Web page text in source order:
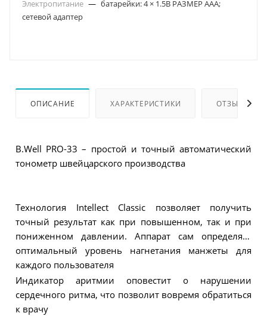
Электропитание — батарейки: 4 × 1.5В РАЗМЕР AAA;
сетевой адаптер
ОПИСАНИЕ ХАРАКТЕРИСТИКИ ОТЗЫВЫ
B.Well PRO-33 – простой и точный автоматический
тонометр швейцарского производства
Технология Intellect Classic позволяет получить
точный результат как при повышенном, так и при
пониженном давлении. Аппарат сам определяет
оптимальный уровень нагнетания манжеты для
каждого пользователя
Индикатор аритмии оповестит о нарушении
сердечного ритма, что позволит вовремя обратиться
к врачу